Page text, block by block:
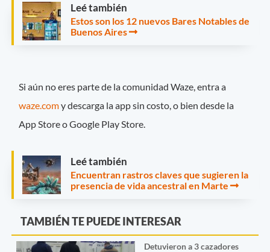
Leé también
Estos son los 12 nuevos Bares Notables de
Buenos Aires
Si aún no eres parte de la comunidad Waze, entra a
waze.comy descarga la app sin costo, o bien desde la
App Store o Google Play Store.
Leé también
Encuentran rastros claves que sugieren la
presencia de vida ancestral en Marte
TAMBIÉN TE PUEDE INTERESAR
Detuvieron a 3 cazadores